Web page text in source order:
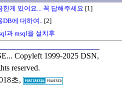
한게 있어요... 꼭 답해주세요 [1]
DB에 대하여.. [2]
과 msql을 설치후
Copyleft 1999-2025 DSN,
reserved.
초,